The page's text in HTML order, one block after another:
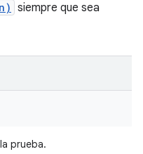
siempre que sea
prueba.